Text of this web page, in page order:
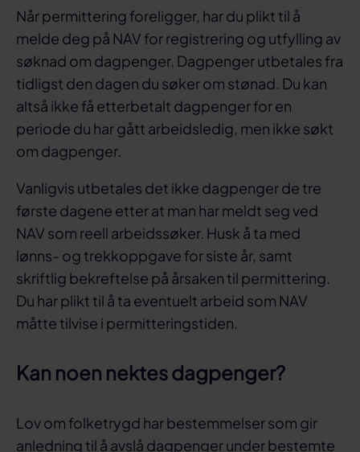
Når permittering foreligger, har du plikt til å
melde deg på NAV for registrering og utfylling av
søknad om dagpenger. Dagpenger utbetales fra
tidligst den dagen du søker om stønad. Du kan
altså ikke få etterbetalt dagpenger for en
periode du har gått arbeidsledig, men ikke søkt
om dagpenger.
Vanligvis utbetales det ikke dagpenger de tre
første dagene etter at man har meldt seg ved
NAV som reell arbeidssøker. Husk å ta med
lønns- og trekkoppgave for siste år, samt
skriftlig bekreftelse på årsaken til permittering.
Du har plikt til å ta eventuelt arbeid som NAV
måtte tilvise i permitteringstiden.
Kan noen nektes dagpenger?
Lov om folketrygd har bestemmelser som gir
anledning til å avslå dagpenger under bestemte